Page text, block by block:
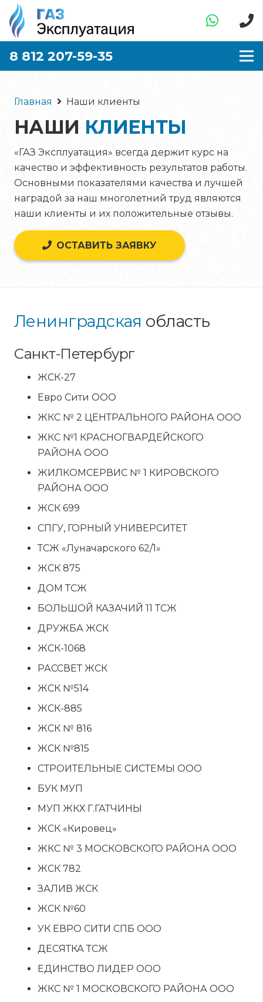
8 812 207-59-35
Главная Наши клиенты
НАШИ КЛИЕНТЫ
«ГАЗ Эксплуатация» всегда держит курс на
качество и эффективность результатов работы.
Основными показателями качества и лучшей
наградой за наш многолетний труд являются
наши клиенты и их положительные отзывы.
ОСТАВИТЬ ЗАЯВКУ
Ленинградская область
Санкт-Петербург
ЖСК-27
Евро Сити ООО
ЖКС № 2 ЦЕНТРАЛЬНОГО РАЙОНА ООО
ЖКС №1 КРАСНОГВАРДЕЙСКОГО
РАЙОНА ООО
ЖИЛКОМСЕРВИС № 1 КИРОВСКОГО
РАЙОНА ООО
ЖСК 699
СПГУ, ГОРНЫЙ УНИВЕРСИТЕТ
ТСЖ «Луначарского 62/1»
ЖСК 875
ДОМ ТСЖ
БОЛЬШОЙ КАЗАЧИЙ 11 ТСЖ
ДРУЖБА ЖСК
ЖСК-1068
РАССВЕТ ЖСК
ЖСК №514
ЖСК-885
ЖСК № 816
ЖСК №815
СТРОИТЕЛЬНЫЕ СИСТЕМЫ ООО
БУК МУП
МУП ЖКХ Г.ГАТЧИНЫ
ЖСК «Кировец»
ЖКС № 3 МОСКОВСКОГО РАЙОНА ООО
ЖСК 782
ЗАЛИВ ЖСК
ЖСК №60
УК ЕВРО СИТИ СПБ ООО
ДЕСЯТКА ТСЖ
ЕДИНСТВО ЛИДЕР ООО
ЖКС № 1 МОСКОВСКОГО РАЙОНА ООО